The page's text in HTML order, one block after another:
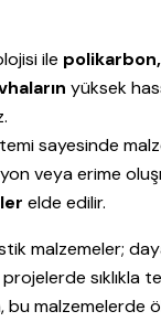
ile
yüksek
sayesinde
veya erime
elde edilir.
malzemeler;
sıklıkla
bu malzemelerde